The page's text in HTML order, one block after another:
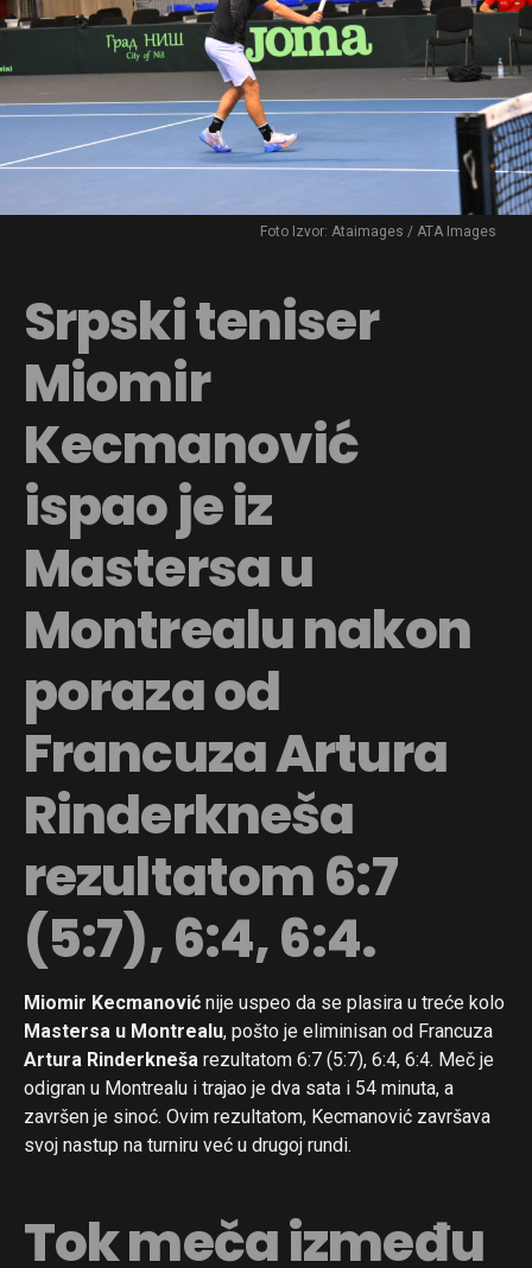
Foto Izvor: Ataimages / ATA Images
Srpski teniser
Miomir
Kecmanović
ispao je iz
Mastersa u
Montrealu nakon
poraza od
Francuza Artura
Rinderkneša
rezultatom 6:7
(5:7), 6:4, 6:4.
Miomir Kecmanović nije uspeo da se plasira u treće kolo
Mastersa u Montrealu, pošto je eliminisan od Francuza
Artura Rinderkneša rezultatom 6:7 (5:7), 6:4, 6:4. Meč je
odigran u Montrealu i trajao je dva sata i 54 minuta, a
završen je sinoć. Ovim rezultatom, Kecmanović završava
svoj nastup na turniru već u drugoj rundi.
Tok meča između